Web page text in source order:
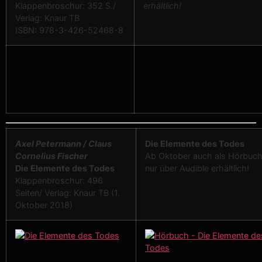
Klappenbroschur: 352 S./
Verlag: Knaur TB
ISBN: 978-3-426-52468-8
erhältlich!
Axel Petermann / Claus
Cornelius Fischer
Die Elemente des Todes
Klappenbroschur: 496
Seiten/ Verlag: Knaur TB (1.
Oktober 2018)
Die Elemente des Todes
Ab Oktober auch als Hörbuch
nur über Audible erhältlich!